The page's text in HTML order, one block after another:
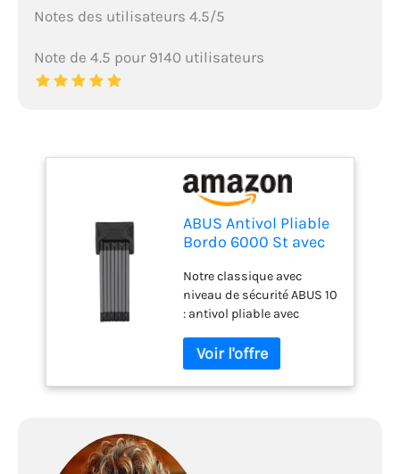
Notes des utilisateurs 4.5/5
Note de 4.5 pour 9140 utilisateurs
ABUS Antivol Pliable
Bordo 6000 St avec
Notre classique avec
niveau de sécurité ABUS 10
: antivol pliable avec
d'épaisseur en acier
trempé et cylindre ABUS
Plus contre les tentatives